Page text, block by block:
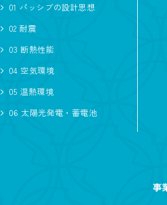
吹き抜けのある家
シニアにやさしい
スタイル
シンプル ナチュラル
01 パッシブの設計思想
02 耐震
03 断熱性能
04 空気環境
05 温熱環境
06 太陽光発電・蓄電池
事